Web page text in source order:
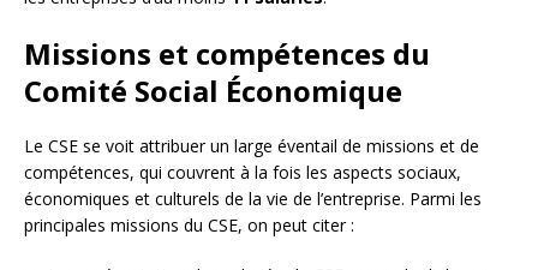
Missions et compétences du
Comité Social Économique
Le CSE se voit attribuer un large éventail de missions et de
compétences, qui couvrent à la fois les aspects sociaux,
économiques et culturels de la vie de l’entreprise. Parmi les
principales missions du CSE, on peut citer :